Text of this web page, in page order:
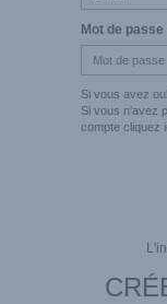
Mot de passe
Si vous avez
Si vous n'avez
compte cliquez